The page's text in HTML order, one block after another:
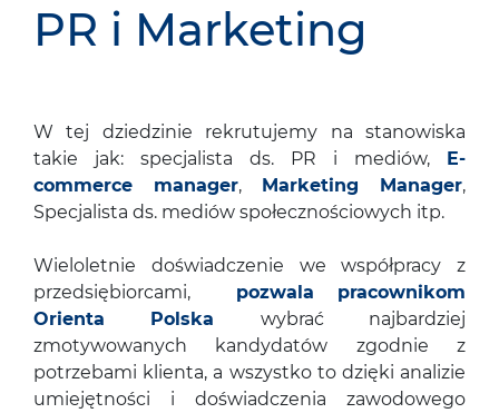
PR i Marketing
W tej dziedzinie rekrutujemy na stanowiska
takie jak: specjalista ds. PR i mediów, E-
commerce manager, Marketing Manager,
Specjalista ds. mediów społecznościowych itp.
Wieloletnie doświadczenie we współpracy z
przedsiębiorcami, pozwala pracownikom
Orienta Polska wybrać najbardziej
zmotywowanych kandydatów zgodnie z
potrzebami klienta, a wszystko to dzięki analizie
umiejętności i doświadczenia zawodowego